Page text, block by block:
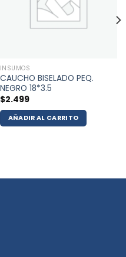
INSUMOS
CAUCHO BISELADO PEQ.
NEGRO 18*3.5
$2.499
AÑADIR AL CARRITO